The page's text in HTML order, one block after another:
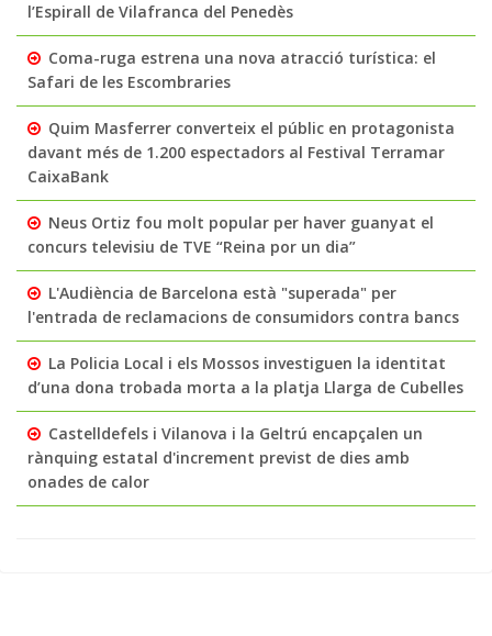
l’Espirall de Vilafranca del Penedès
Coma-ruga estrena una nova atracció turística: el
Safari de les Escombraries
Quim Masferrer converteix el públic en protagonista
davant més de 1.200 espectadors al Festival Terramar
CaixaBank
Neus Ortiz fou molt popular per haver guanyat el
concurs televisiu de TVE “Reina por un dia”
L'Audiència de Barcelona està "superada" per
l'entrada de reclamacions de consumidors contra bancs
La Policia Local i els Mossos investiguen la identitat
d’una dona trobada morta a la platja Llarga de Cubelles
Castelldefels i Vilanova i la Geltrú encapçalen un
rànquing estatal d'increment previst de dies amb
onades de calor